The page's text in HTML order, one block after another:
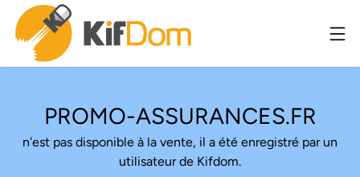
PROMO-ASSURANCES.FR
n'est pas disponible à la vente, il a été enregistré par un
utilisateur de Kifdom.